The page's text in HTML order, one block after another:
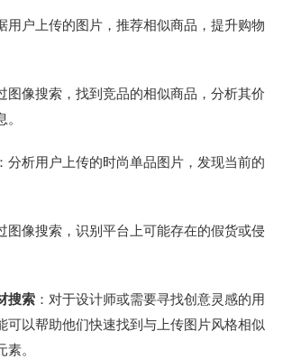
用户上传的图片，推荐相似商品，提升购物
图像搜索，找到竞品的相似商品，分析其价
：分析用户上传的时尚单品图片，发现当前的
图像搜索，识别平台上可能存在的假货或侵
搜索 ：对于设计师或需要寻找创意灵感的用
可以帮助他们快速找到与上传图片风格相似
素。